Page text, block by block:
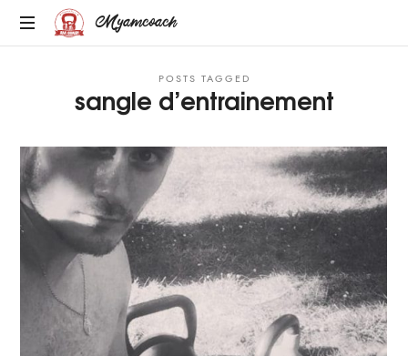
Myamcoach
POSTS TAGGED
sangle d’entrainement